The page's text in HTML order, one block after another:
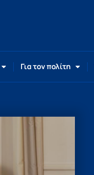
Για τον πολίτη